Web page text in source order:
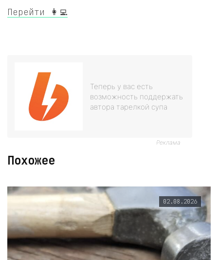
Перейти 👩‍💻
Теперь у вас есть
возможность поддержать
автора тарелкой супа
Реклама
Похожее
02.08.2026